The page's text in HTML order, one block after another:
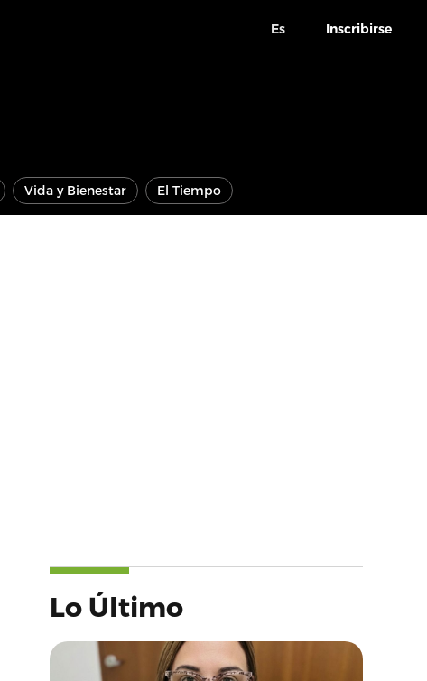
Es Inscribirse
Vida y Bienestar El Tiempo
Lo Último